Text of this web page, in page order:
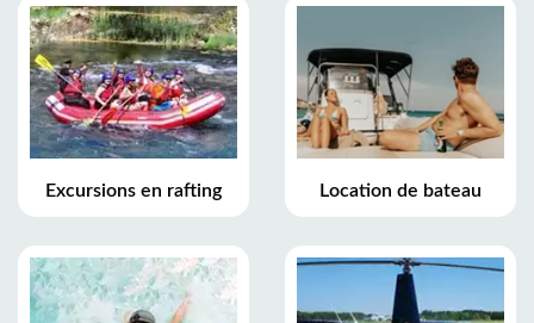
Excursions en rafting Location de bateau